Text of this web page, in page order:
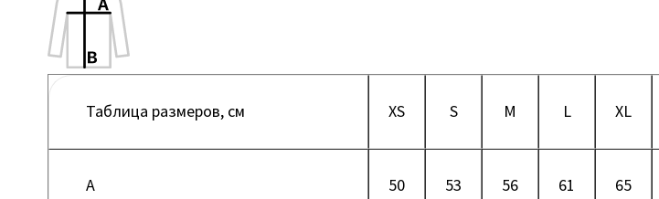
Таблица размеров, см XS S M L XL
A 50 53 56 61 65